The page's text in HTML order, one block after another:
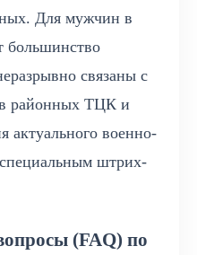
Для мужчин в
большинство
связаны с
районных ТЦК и
актуального военно-
штрих-
(FAQ) по